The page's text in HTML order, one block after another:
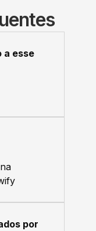
a esse
por